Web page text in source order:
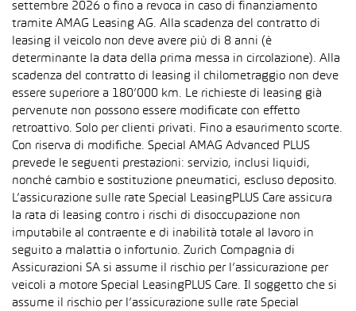
settembre 2026 o fino a revoca in caso di finanziamento
tramite AMAG Leasing AG. Alla scadenza del contratto di
leasing il veicolo non deve avere più di 8 anni (è
determinante la data della prima messa in circolazione). Alla
scadenza del contratto di leasing il chilometraggio non deve
essere superiore a 180’000 km. Le richieste di leasing già
pervenute non possono essere modificate con effetto
retroattivo. Solo per clienti privati. Fino a esaurimento scorte.
Con riserva di modifiche. Special AMAG Advanced PLUS
prevede le seguenti prestazioni: servizio, inclusi liquidi,
nonché cambio e sostituzione pneumatici, escluso deposito.
L’assicurazione sulle rate Special LeasingPLUS Care assicura
la rata di leasing contro i rischi di disoccupazione non
imputabile al contraente e di inabilità totale al lavoro in
seguito a malattia o infortunio. Zurich Compagnia di
Assicurazioni SA si assume il rischio per l’assicurazione per
veicoli a motore Special LeasingPLUS Care. Il soggetto che si
assume il rischio per l’assicurazione sulle rate Special